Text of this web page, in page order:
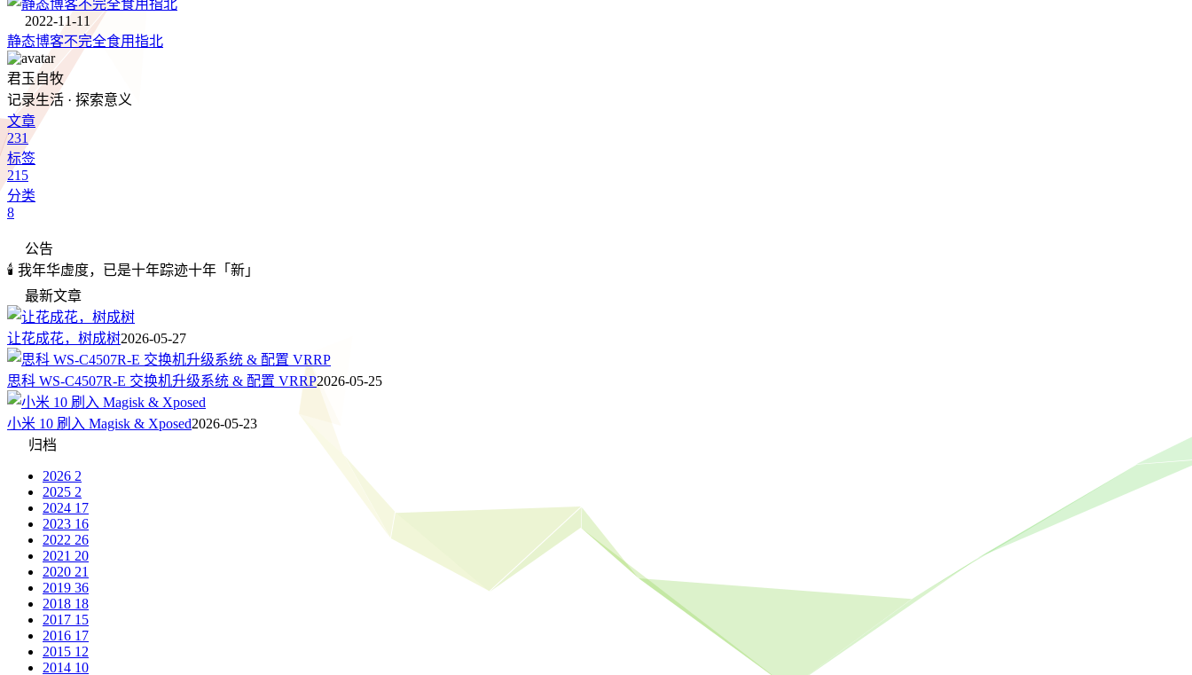
2022-11-11
静态博客不完全食用指北
君玉自牧
记录生活 · 探索意义
文章
231
标签
215
分类
8
公告
🕯️ 我年华虚度，已是十年踪迹十年「新」
最新文章
让花成花，树成树2026-05-27
思科 WS-C4507R-E 交换机升级系统 & 配置 VRRP2026-05-25
小米 10 刷入 Magisk & Xposed2026-05-23
归档
2026 2
2025 2
2024 17
2023 16
2022 26
2021 20
2020 21
2019 36
2018 18
2017 15
2016 17
2015 12
2014 10